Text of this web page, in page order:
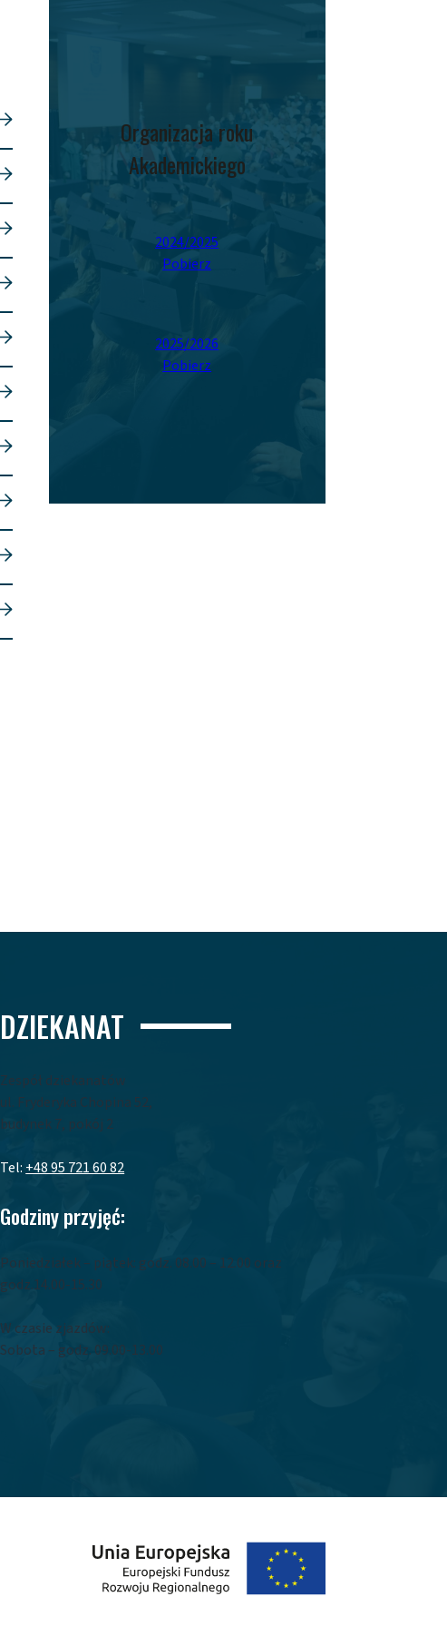
Organizacja roku
Akademickiego
2024/2025
Pobierz
2025/2026
Pobierz
DZIEKANAT
Zespół dziekanatów
ul. Fryderyka Chopina 52,
budynek 7, pokój 2
Tel: +48 95 721 60 82
Godziny przyjęć:
Poniedziałek – piątek: godz. 08.00 – 12.00 oraz
godz.14.00-15.30
W czasie zjazdów:
Sobota – godz. 09.00-13.00